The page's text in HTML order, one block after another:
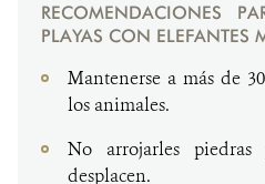
RECOMENDACIONES
PLAYAS CON ELEFANTES
Mantenerse a más de
los animales.
No arrojarles
desplacen.